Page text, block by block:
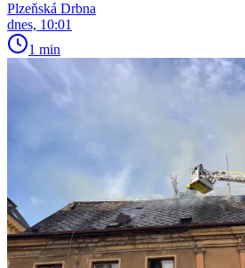
Plzeňská Drbna
dnes, 10:01
1 min